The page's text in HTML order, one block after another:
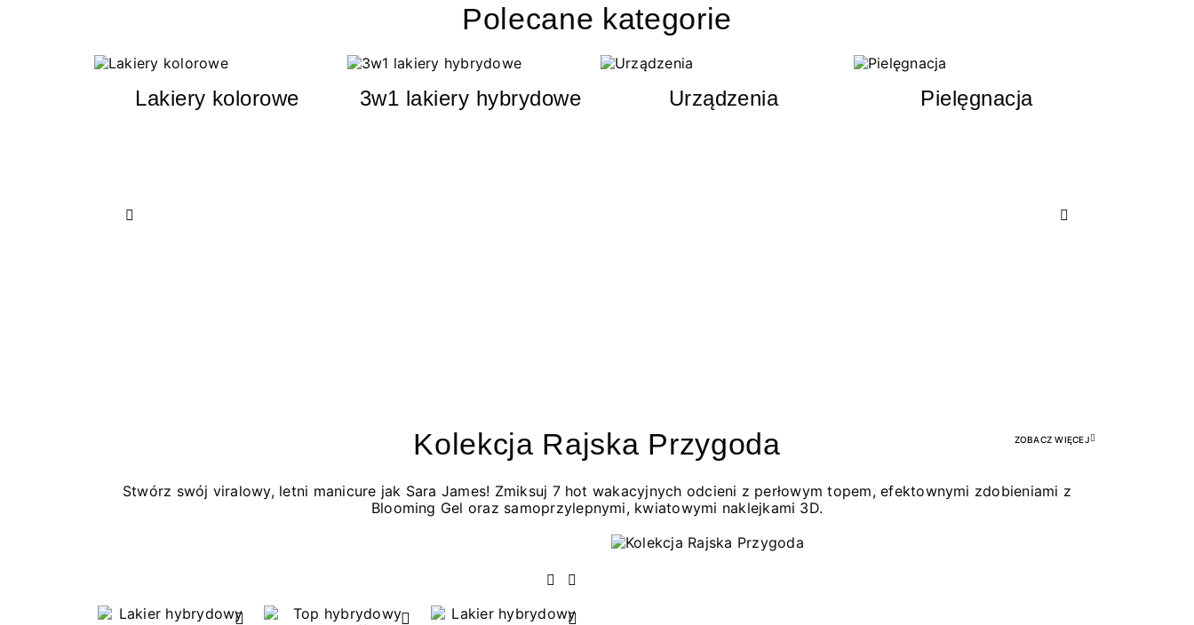
Polecane kategorie
Lakiery kolorowe 3w1 lakiery hybrydowe Urządzenia Pielęgnacja
Kolekcja Rajska Przygoda ZOBACZ WIĘCEJ
Stwórz swój viralowy, letni manicure jak Sara James! Zmiksuj 7 hot wakacyjnych odcieni z perłowym topem, efektownymi zdobieniami z
Blooming Gel oraz samoprzylepnymi, kwiatowymi naklejkami 3D.
Poprzedni
Następny